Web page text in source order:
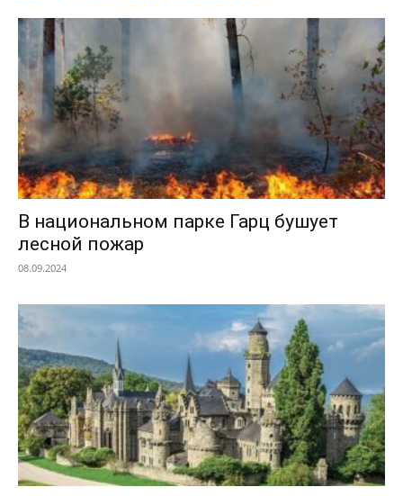
В национальном парке Гарц бушует
лесной пожар
08.09.2024